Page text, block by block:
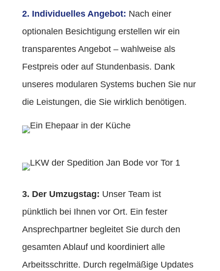
2. Individuelles Angebot: Nach einer
optionalen Besichtigung erstellen wir ein
transparentes Angebot – wahlweise als
Festpreis oder auf Stundenbasis. Dank
unseres modularen Systems buchen Sie nur
die Leistungen, die Sie wirklich benötigen.
3. Der Umzugstag: Unser Team ist
pünktlich bei Ihnen vor Ort. Ein fester
Ansprechpartner begleitet Sie durch den
gesamten Ablauf und koordiniert alle
Arbeitsschritte. Durch regelmäßige Updates